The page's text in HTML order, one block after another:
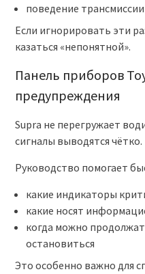
поведение трансмиссии
Если игнорировать эти
казаться «непонятной».
Панель приборов
предупреждения
Supra не перегружает
сигналы выводятся чётко.
Руководство помогает
какие индикаторы
какие носят
когда можно
остановиться
Это особенно важно для